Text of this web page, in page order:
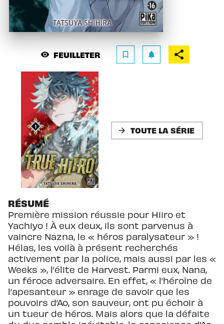
visibility FEUILLETER bookmark_border notifications
arrow_forward TOUTE LA SÉRIE
RÉSUMÉ
Première mission réussie pour Hiiro et
Yachiyo ! À eux deux, ils sont parvenus à
vaincre Nazna, le « héros paralysateur » !
Hélas, les voilà à présent recherchés
activement par la police, mais aussi par les «
Weeks », l’élite de Harvest. Parmi eux, Nana,
un féroce adversaire. En effet, « l’héroïne de
l’apesanteur » enrage de savoir que les
pouvoirs d’Ao, son sauveur, ont pu échoir à
un tueur de héros. Mais alors que la défaite